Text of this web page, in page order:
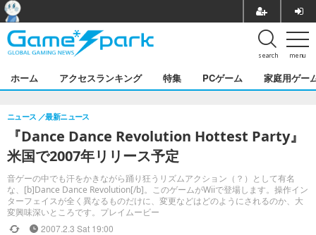
menu
search
ホーム アクセスランキング 特集 PCゲーム 家庭用ゲー
『Dance Dance Revolution Hottest Party』
米国で2007年リリース予定
音ゲーの中でも汗をかきながら踊り狂うリズムアクション（？）として有名
な、[b]Dance Dance Revolution[/b]。このゲームがWiiで登場します。操作イン
ターフェイスが全く異なるものだけに、変更などはどのようにされるのか、大
変興味深いところです。プレイムービー
ニュース 最新ニュース
2007.2.3 Sat 19:00